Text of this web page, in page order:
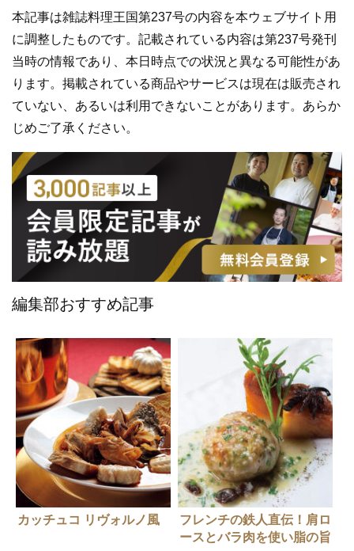
本記事は雑誌料理王国第237号の内容を本ウェブサイト用
に調整したものです。記載されている内容は第237号発刊
当時の情報であり、本日時点での状況と異なる可能性があ
ります。掲載されている商品やサービスは現在は販売され
ていない、あるいは利用できないことがあります。あらか
じめご了承ください。
編集部おすすめ記事
カッチュコ リヴォルノ風
フレンチの鉄人直伝！肩ロ
ースとバラ肉を使い脂の旨